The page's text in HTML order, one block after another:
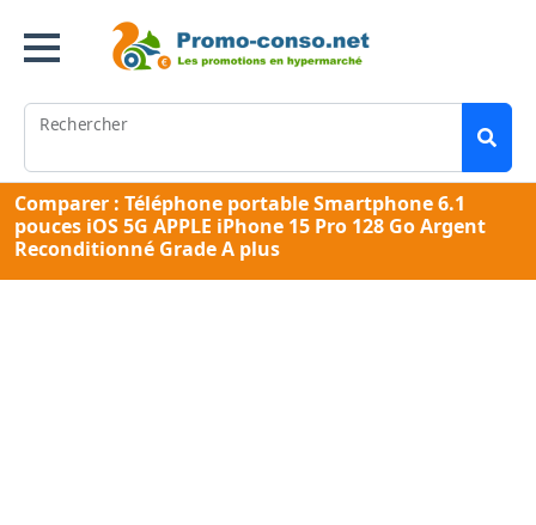
Rechercher
Comparer : Téléphone portable Smartphone 6.1
pouces iOS 5G APPLE iPhone 15 Pro 128 Go Argent
Reconditionné Grade A plus